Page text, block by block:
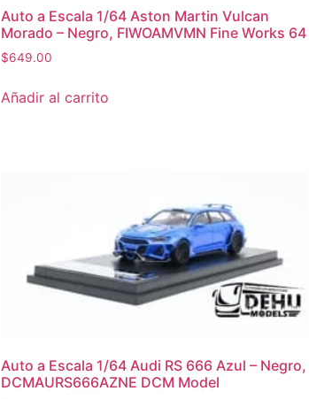
Auto a Escala 1/64 Aston Martin Vulcan
Morado – Negro, FIWOAMVMN Fine Works 64
$649.00
Añadir al carrito
Auto a Escala 1/64 Audi RS 666 Azul – Negro,
DCMAURS666AZNE DCM Model